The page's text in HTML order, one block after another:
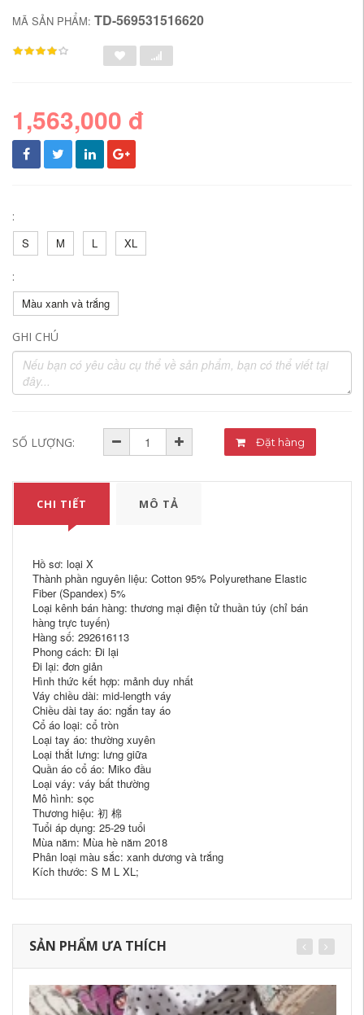
MÃ SẢN PHẨM: TD-569531516620
1,563,000 đ
:
S
M L XL
:
Màu xanh và trắng
GHI CHÚ
SỐ LƯỢNG: Đặt hàng
CHI TIẾT MÔ TẢ
Hồ sơ: loại X
Thành phần nguyên liệu: Cotton 95% Polyurethane Elastic
Fiber (Spandex) 5%
Loại kênh bán hàng: thương mại điện tử thuần túy (chỉ bán
hàng trực tuyến)
Hàng số: 292616113
Phong cách: Đi lại
Đi lại: đơn giản
Hình thức kết hợp: mảnh duy nhất
Váy chiều dài: mid-length váy
Chiều dài tay áo: ngắn tay áo
Cổ áo loại: cổ tròn
Loại tay áo: thường xuyên
Loại thắt lưng: lưng giữa
Quần áo cổ áo: Miko đầu
Loại váy: váy bất thường
Mô hình: sọc
Thương hiệu: 初 棉
Tuổi áp dụng: 25-29 tuổi
Mùa năm: Mùa hè năm 2018
Phân loại màu sắc: xanh dương và trắng
Kích thước: S M L XL;
SẢN PHẨM ƯA THÍCH